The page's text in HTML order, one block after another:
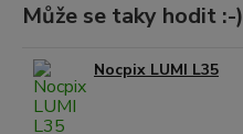
Může se taky hodit :-)
Nocpix LUMI L35